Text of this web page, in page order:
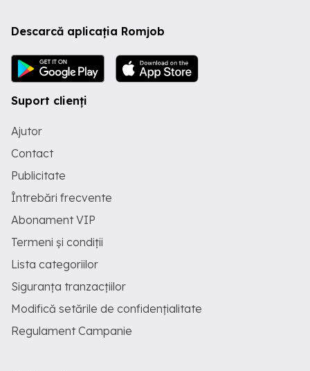
Descarcă aplicația Romjob
Suport clienți
Ajutor
Contact
Publicitate
Întrebări frecvente
Abonament VIP
Termeni și condiții
Lista categoriilor
Siguranța tranzacțiilor
Modifică setările de confidențialitate
Regulament Campanie